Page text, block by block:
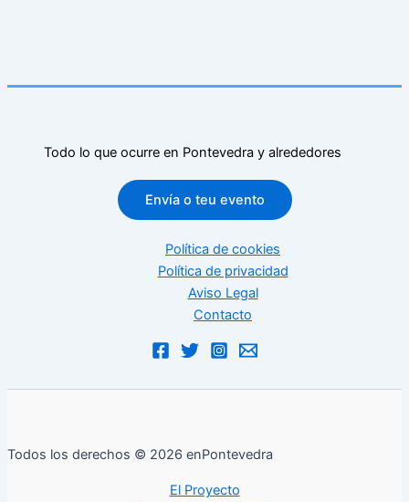
Todo lo que ocurre en Pontevedra y alrededores
Envía o teu evento
Política de cookies
Política de privacidad
Aviso Legal
Contacto
Todos los derechos © 2026 enPontevedra
El Proyecto